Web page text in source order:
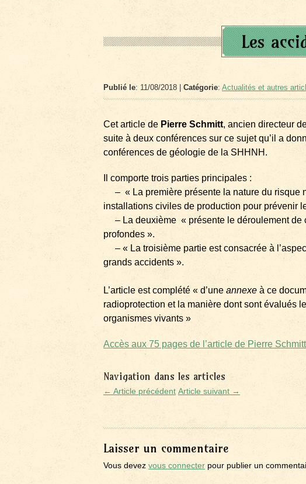
Les
Publié le: 11/08/2018 | Catégorie: Actualités et autres
Cet article de Pierre Schmitt, ancien directeur
suite à deux conférences sur ce sujet qu’il a
conférences de géologie de la SHHNH.
Il comporte trois parties principales :
– « La première présente la nature du risque
installations civiles de production pour prévenir
– La deuxième « présente le déroulement de
profondes ».
– « La troisième partie est consacrée à
grands accidents ».
L’article est complété « d’une annexe à ce
radioprotection et la manière dont sont évalués
organismes vivants »
Accès aux 75 pages de l’article de Pierre Schmitt
Navigation dans les articles
← Article précédent Article suivant →
Laisser un commentaire
Vous devez vous connecter pour publier un